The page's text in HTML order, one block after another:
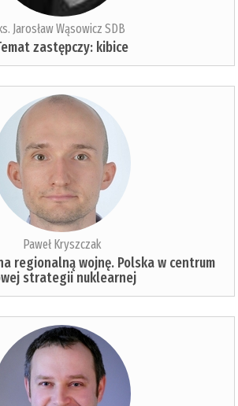
Jarosław Wąsowicz SDB
zastępczy: kibice
Paweł Kryszczak
regionalną wojnę. Polska w centrum
strategii nuklearnej